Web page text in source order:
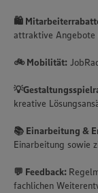
🛍️
attraktive Angebote
🚲 Mobilität:
kreative
📚 Einarbeitung &
Einarbeitung sowie
💬 Feedback:
fachlichen